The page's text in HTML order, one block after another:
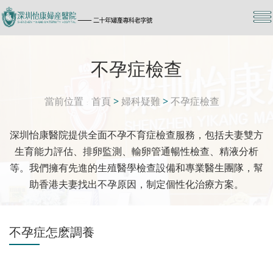
不孕症檢查
當前位置 首頁 >婦科疑難>不孕症檢查
深圳怡康醫院提供全面不孕不育症檢查服務，包括夫妻雙方
生育能力評估、排卵監測、輸卵管通暢性檢查、精液分析
等。我們擁有先進的生殖醫學檢查設備和專業醫生團隊，幫
助香港夫妻找出不孕原因，制定個性化治療方案。
不孕症怎麽調養